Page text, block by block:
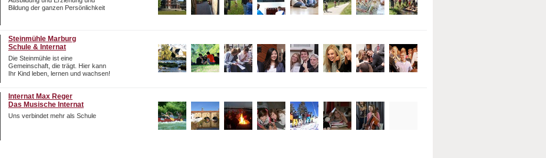
Bildung der ganzen Persönlichkeit
Steinmühle Marburg
Schule & Internat
Die Steinmühle ist eine
Gemeinschaft, die trägt. Hier kann
Ihr Kind leben, lernen und wachsen!
Internat Max Reger
Das Musische Internat
Uns verbindet mehr als Schule